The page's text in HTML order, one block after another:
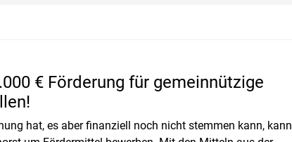
€ Förderung für gemeinnützige
hat, es aber finanziell noch nicht stemmen kann, kann